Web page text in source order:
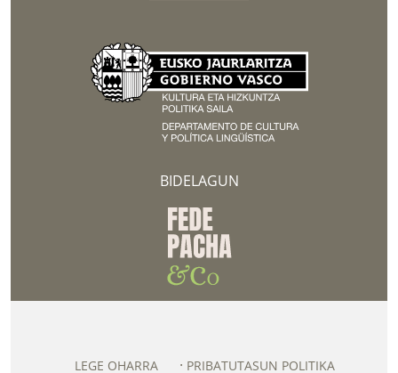
BIDELAGUN
LEGE OHARRA PRIBATUTASUN POLITIKA